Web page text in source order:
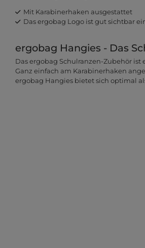
Mit Karabinerhaken ausgestattet
Das ergobag Logo ist gut sichtbar
ergobag Hangies - Das
Das ergobag Schulranzen-Zubehör
Ganz einfach am Karabinerhaken
ergobag Hangies bietet sich optimal